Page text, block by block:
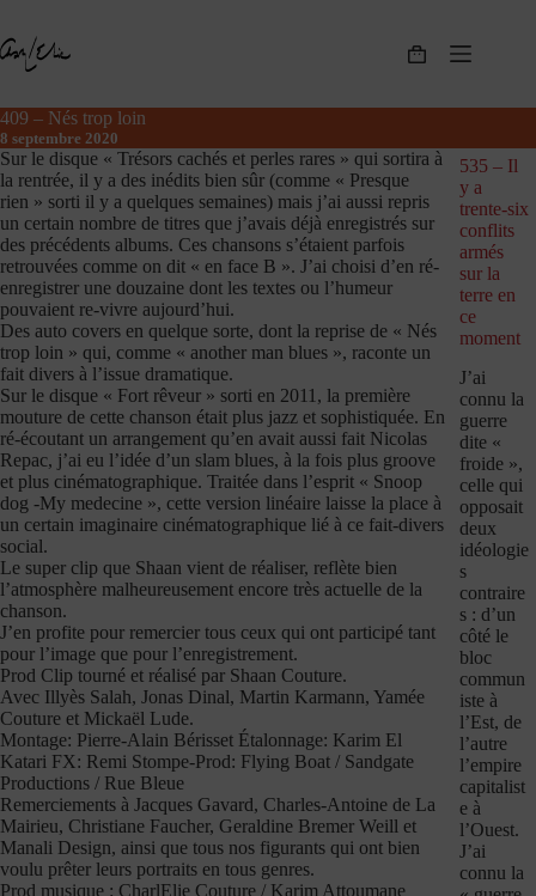
contenu
Panier
409 – Nés trop loin
8 septembre 2020
Sur le disque « Trésors cachés et perles rares » qui sortira à
la rentrée, il y a des inédits bien sûr (comme « Presque
rien » sorti il y a quelques semaines) mais j’ai aussi repris
un certain nombre de titres que j’avais déjà enregistrés sur
des précédents albums. Ces chansons s’étaient parfois
retrouvées comme on dit « en face B ». J’ai choisi d’en ré-
enregistrer une douzaine dont les textes ou l’humeur
pouvaient re-vivre aujourd’hui.
Des auto covers en quelque sorte, dont la reprise de « Nés
trop loin » qui, comme « another man blues », raconte un
fait divers à l’issue dramatique.
Sur le disque « Fort rêveur » sorti en 2011, la première
mouture de cette chanson était plus jazz et sophistiquée. En
ré-écoutant un arrangement qu’en avait aussi fait Nicolas
Repac, j’ai eu l’idée d’un slam blues, à la fois plus groove
et plus cinématographique. Traitée dans l’esprit « Snoop
dog -My medecine », cette version linéaire laisse la place à
un certain imaginaire cinématographique lié à ce fait-divers
social.
Le super clip que Shaan vient de réaliser, reflète bien
l’atmosphère malheureusement encore très actuelle de la
chanson.
J’en profite pour remercier tous ceux qui ont participé tant
pour l’image que pour l’enregistrement.
Prod Clip tourné et réalisé par Shaan Couture.
Avec Illyès Salah, Jonas Dinal, Martin Karmann, Yamée
Couture et Mickaël Lude.
Montage: Pierre-Alain Bérisset Étalonnage: Karim El
Katari FX: Remi Stompe-Prod: Flying Boat / Sandgate
Productions / Rue Bleue
Remerciements à Jacques Gavard, Charles-Antoine de La
Mairieu, Christiane Faucher, Geraldine Bremer Weill et
Manali Design, ainsi que tous nos figurants qui ont bien
voulu prêter leurs portraits en tous genres.
Prod musique : CharlElie Couture / Karim Attoumane
535 – Il
y a
trente-six
conflits
armés
sur la
terre en
ce
moment
J’ai
connu la
guerre
dite «
froide »,
celle qui
opposait
deux
idéologie
s
contraire
s : d’un
côté le
bloc
commun
iste à
l’Est, de
l’autre
l’empire
capitalist
e à
l’Ouest.
J’ai
connu la